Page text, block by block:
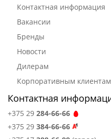
Контактная информация
Вакансии
Бренды
Новости
Дилерам
Корпоративным клиентам
Контактная
+375 29 284-66-66
+375 29 384-66-66